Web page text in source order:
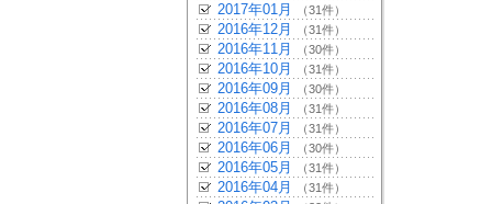
2017年01月 （31件）
2016年12月 （31件）
2016年11月 （30件）
2016年10月 （31件）
2016年09月 （30件）
2016年08月 （31件）
2016年07月 （31件）
2016年06月 （30件）
2016年05月 （31件）
2016年04月 （31件）